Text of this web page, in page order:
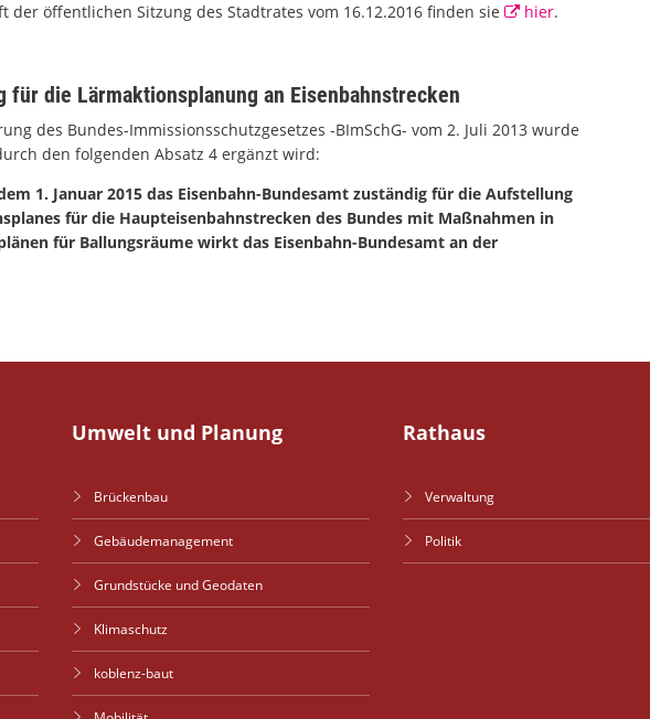
der öffentlichen Sitzung des Stadtrates vom 16.12.2016 finden sie hier.
für die Lärmaktionsplanung an Eisenbahnstrecken
des Bundes-Immissionsschutzgesetzes -BImSchG- vom 2. Juli 2013 wurde
den folgenden Absatz 4 ergänzt wird:
1. Januar 2015 das Eisenbahn-Bundesamt zuständig für die Aufstellung
für die Haupteisenbahnstrecken des Bundes mit Maßnahmen in
für Ballungsräume wirkt das Eisenbahn-Bundesamt an der
Umwelt und Planung
Brückenbau
Gebäudemanagement
Grundstücke und Geodaten
Klimaschutz
koblenz-baut
Rathaus
Verwaltung
Politik